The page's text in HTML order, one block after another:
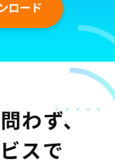
ロード
わず、
スで